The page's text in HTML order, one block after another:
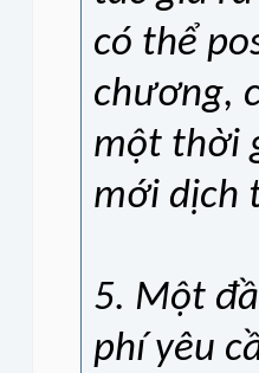
có thể
chương,
một thời
mới dịch
5. Một
phí yêu